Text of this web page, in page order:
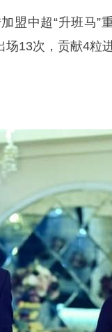
盟中超“升班马”
13次，贡献4粒